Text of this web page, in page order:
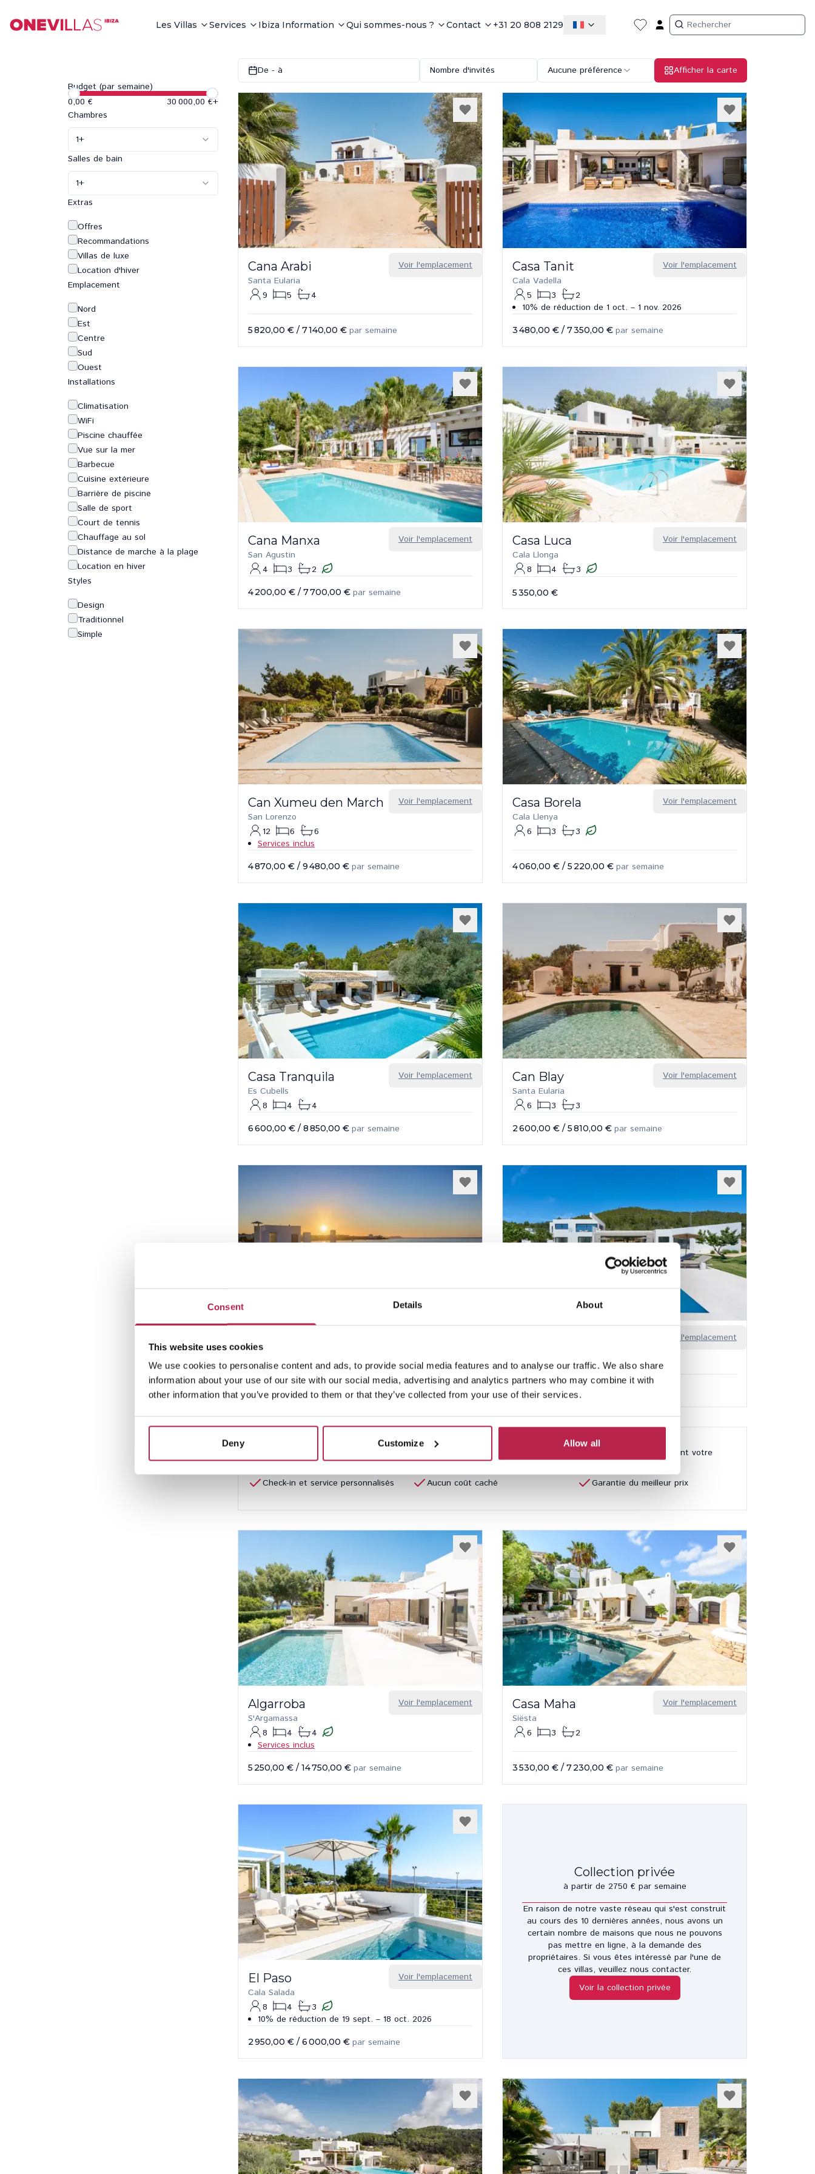
Consent Details About
This website uses cookies
We use cookies to personalise content and ads, to provide social media features and to analyse our traffic. We also share
information about your use of our site with our social media, advertising and analytics partners who may combine it with
other information that you’ve provided to them or that they’ve collected from your use of their services.
Deny Customize Allow all
Les Villas Services Ibiza Information Qui sommes-nous ? Contact +31 20 808 2129
Budget (par semaine)
0,00 €
30 000,00 €+
Chambres
1+
Salles de bain
1+
Extras
Offres
Recommandations
Villas de luxe
Location d'hiver
Emplacement
Nord
Est
Centre
Sud
Ouest
Installations
Climatisation
WiFi
Piscine chauffée
Vue sur la mer
Barbecue
Cuisine extérieure
Barrière de piscine
Salle de sport
Court de tennis
Chauffage au sol
Distance de marche à la plage
Location en hiver
Styles
Design
Traditionnel
Simple
De - à Nombre d'invités Aucune préférence Afficher la carte
Voir l'emplacement
Cana Arabi
Santa Eularia
9
5 4
5 820,00 € / 7 140,00 € par semaine
Voir l'emplacement
Casa Tanit
Cala Vadella
5
3
2
10% de réduction de 1 oct. – 1 nov. 2026
3 480,00 € / 7 350,00 € par semaine
Voir l'emplacement
Cana Manxa
San Agustin
4
3 2
4 200,00 € / 7 700,00 € par semaine
Voir l'emplacement
Casa Luca
Cala Llonga
8
4 3
5 350,00 €
Voir l'emplacement
Can Xumeu den March
San Lorenzo
12
6
6
Services inclus
4 870,00 € / 9 480,00 € par semaine
Voir l'emplacement
Casa Borela
Cala Llenya
6
3 3
4 060,00 € / 5 220,00 € par semaine
Voir l'emplacement
Casa Tranquila
Es Cubells
8
4 4
6 600,00 € / 8 850,00 € par semaine
Voir l'emplacement
Can Blay
Santa Eularia
6
3 3
2 600,00 € / 5 810,00 € par semaine
San Antonio
5
3 2
2 540,00 € / 4 790,00 € par semaine
Voir l'emplacement
16
8 7
20 350,00 € 32 850,00 €
inspectées
Équipe locale anglophone
Disponible 24/7 pendant votre
Check-in et service personnalisés
Aucun coût caché Garantie du meilleur prix
Voir l'emplacement
Algarroba
S'Argamassa
8
4
4
Services inclus
5 250,00 € / 14 750,00 € par semaine
Voir l'emplacement
Casa Maha
Siësta
6
3 2
3 530,00 € / 7 230,00 € par semaine
Voir l'emplacement
El Paso
Cala Salada
8
4
3
10% de réduction de 19 sept. – 18 oct. 2026
2 950,00 € / 6 000,00 € par semaine
Collection privée
à partir de 2750 € par semaine
En raison de notre vaste réseau qui s'est construit
au cours des 10 dernières années, nous avons un
certain nombre de maisons que nous ne pouvons
pas mettre en ligne, à la demande des
propriétaires. Si vous êtes intéressé par l'une de
ces villas, veuillez nous contacter.
Voir la collection privée